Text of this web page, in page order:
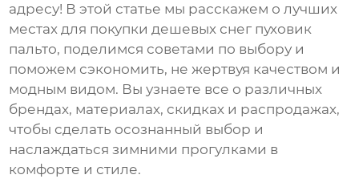
адресу! В этой статье мы расскажем о лучших
местах для покупкидешевых снег пуховик
пальто, поделимся советами по выбору и
поможем сэкономить, не жертвуя качеством и
модным видом. Вы узнаете все о различных
брендах, материалах, скидках и распродажах,
чтобы сделать осознанный выбор и
наслаждаться зимними прогулками в
комфорте и стиле.